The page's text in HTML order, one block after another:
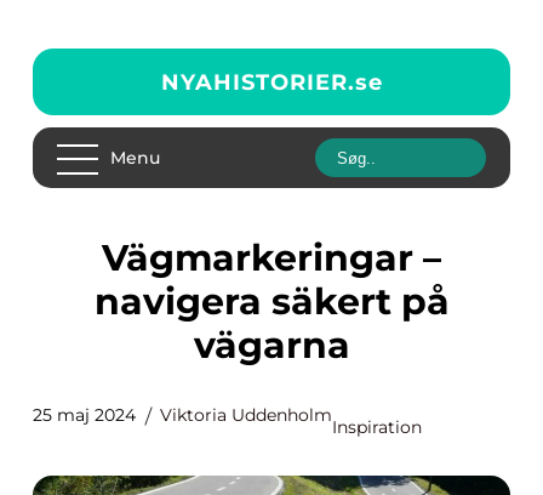
NYAHISTORIER.se
Menu
Vägmarkeringar –
navigera säkert på
vägarna
25 maj 2024 Viktoria Uddenholm
Inspiration